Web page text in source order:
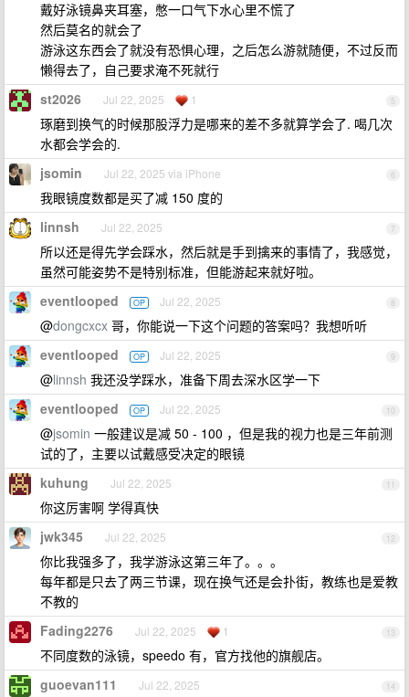
戴好泳镜鼻夹耳塞，憋一口气下水心里不慌了
然后莫名的就会了
游泳这东西会了就没有恐惧心理，之后怎么游就随便，不过反而
懒得去了，自己要求淹不死就行
5
st2026 Jul 22, 2025 1
琢磨到换气的时候那股浮力是哪来的差不多就算学会了. 喝几次
水都会学会的.
6
jsomin Jul 22, 2025 via iPhone
我眼镜度数都是买了减 150 度的
7
linnsh Jul 22, 2025
所以还是得先学会踩水，然后就是手到擒来的事情了，我感觉，
虽然可能姿势不是特别标准，但能游起来就好啦。
8
eventlooped OP Jul 22, 2025
@dongcxcx 哥，你能说一下这个问题的答案吗？我想听听
9
eventlooped OP Jul 22, 2025
@linnsh 我还没学踩水，准备下周去深水区学一下
10
eventlooped OP Jul 22, 2025
@jsomin 一般建议是减 50 - 100 ，但是我的视力也是三年前测
试的了，主要以试戴感受决定的眼镜
11
kuhung Jul 22, 2025
你这厉害啊 学得真快
12
jwk345 Jul 22, 2025
你比我强多了，我学游泳这第三年了。。。
每年都是只去了两三节课，现在换气还是会扑街，教练也是爱教
不教的
13
Fading2276 Jul 22, 2025 1
不同度数的泳镜，speedo 有，官方找他的旗舰店。
14
guoevan111 Jul 22, 2025